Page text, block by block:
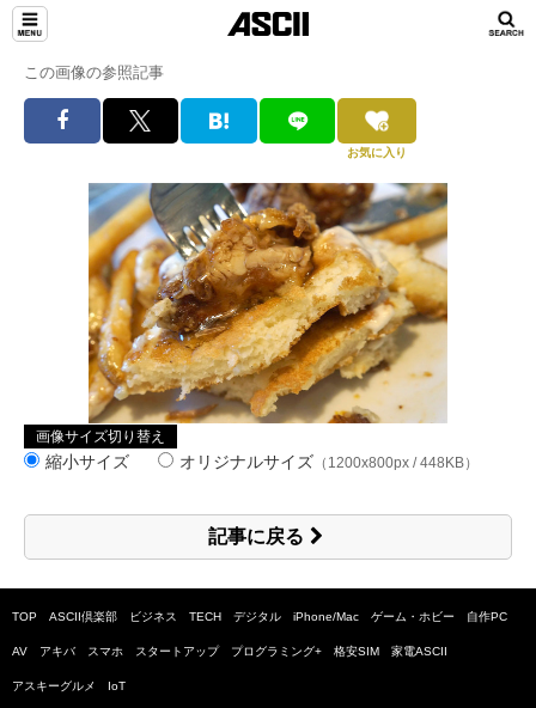
この画像の参照記事
お気に入り
画像サイズ切り替え
縮小サイズ オリジナルサイズ （1200x800px / 448KB）
記事に戻る
TOP ASCII倶楽部 ビジネス TECH デジタル iPhone/Mac ゲーム・ホビー 自作PC
AV アキバ スマホ スタートアップ プログラミング+ 格安SIM 家電ASCII
アスキーグルメ IoT